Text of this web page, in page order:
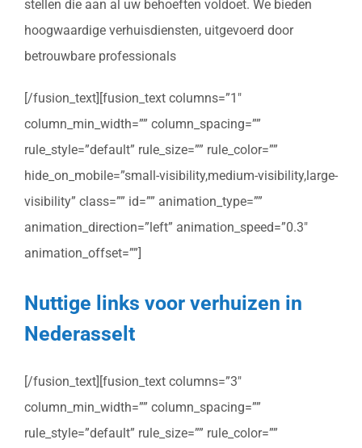
stellen die aan al uw behoeften voldoet. We bieden
hoogwaardige verhuisdiensten, uitgevoerd door
betrouwbare professionals
[/fusion_text][fusion_text columns=”1″
column_min_width=”” column_spacing=””
rule_style=”default” rule_size=”” rule_color=””
hide_on_mobile=”small-visibility,medium-visibility,large-
visibility” class=”” id=”” animation_type=””
animation_direction=”left” animation_speed=”0.3″
animation_offset=””]
Nuttige links voor verhuizen in
Nederasselt
[/fusion_text][fusion_text columns=”3″
column_min_width=”” column_spacing=””
rule_style=”default” rule_size=”” rule_color=””